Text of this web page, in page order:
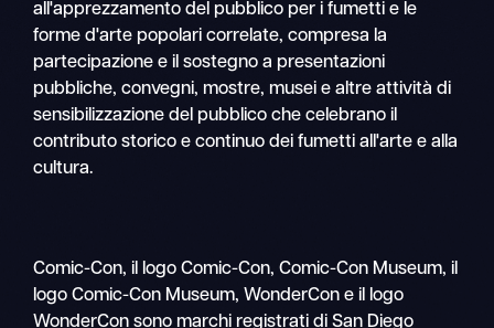
all'apprezzamento del pubblico per i fumetti e le
forme d'arte popolari correlate, compresa la
partecipazione e il sostegno a presentazioni
pubbliche, convegni, mostre, musei e altre attività di
sensibilizzazione del pubblico che celebrano il
contributo storico e continuo dei fumetti all'arte e alla
cultura.
Comic-Con, il logo Comic-Con, Comic-Con Museum, il
logo Comic-Con Museum, WonderCon e il logo
WonderCon sono marchi registrati di San Diego